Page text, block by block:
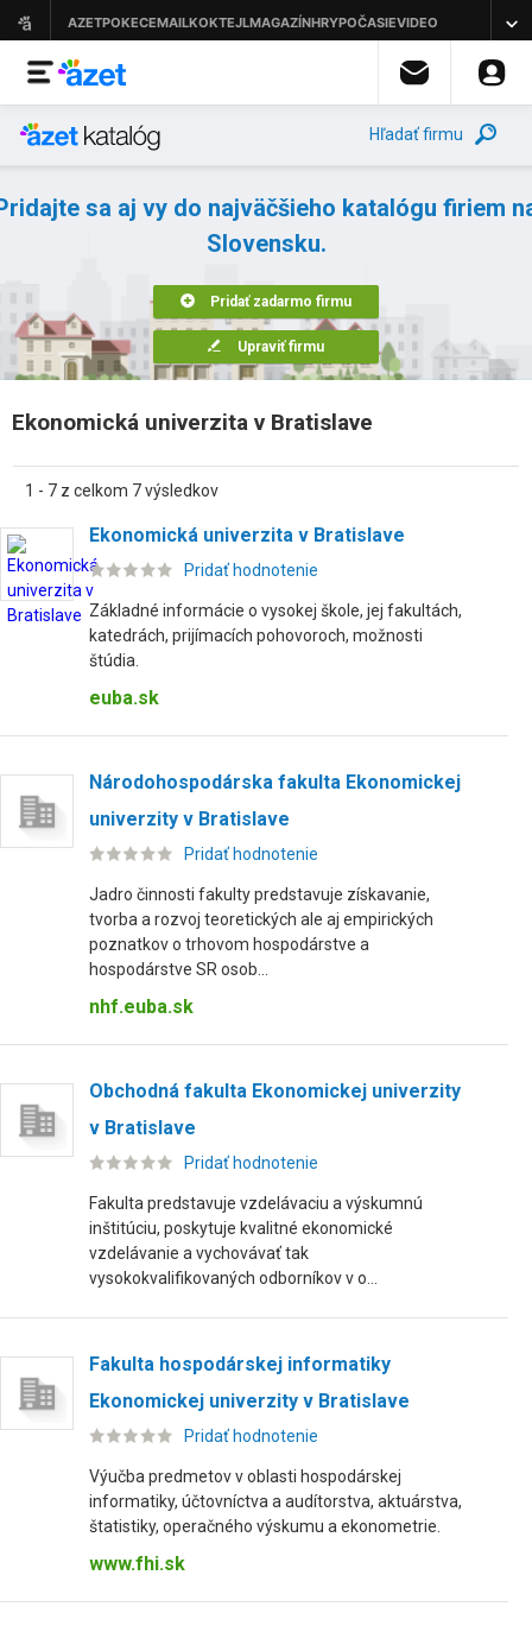
Hľadať firmu
sa aj vy do najväčšieho katalógu firiem
Slovensku.
Pridať zadarmo firmu
Upraviť firmu
Ekonomická univerzita v Bratislave
1 - 7 z celkom 7 výsledkov
Ekonomická univerzita v Bratislave
Pridať hodnotenie
Základné informácie o vysokej škole, jej fakultách,
katedrách, prijímacích pohovoroch, možnosti
štúdia.
euba.sk
Národohospodárska fakulta Ekonomickej
univerzity v Bratislave
Pridať hodnotenie
Jadro činnosti fakulty predstavuje získavanie,
tvorba a rozvoj teoretických ale aj empirických
poznatkov o trhovom hospodárstve a
hospodárstve SR osob...
nhf.euba.sk
Obchodná fakulta Ekonomickej univerzity
v Bratislave
Pridať hodnotenie
Fakulta predstavuje vzdelávaciu a výskumnú
inštitúciu, poskytuje kvalitné ekonomické
vzdelávanie a vychovávať tak
vysokokvalifikovaných odborníkov v o...
Fakulta hospodárskej informatiky
Ekonomickej univerzity v Bratislave
Pridať hodnotenie
Výučba predmetov v oblasti hospodárskej
informatiky, účtovníctva a audítorstva, aktuárstva,
štatistiky, operačného výskumu a ekonometrie.
www.fhi.sk